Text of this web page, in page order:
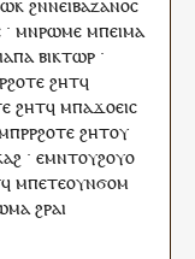
ϩⲛⲛⲉⲓⲃⲁⲍⲁⲛⲟⲥ
· ⲙⲛⲣⲱⲙⲉ ⲙⲡⲉⲓⲙⲁ
ⲁⲡⲁⲃⲓⲕⲧⲱⲣ ·
ⲣϩⲟⲧⲉ ϩⲏⲧϥ
ϩⲏⲧϥ ⲙⲡⲁϫⲟⲉⲓⲥ
ⲣϩⲟⲧⲉ ϩⲏⲧⲟⲩ
· ⲉⲙⲛⲧⲟⲩϩⲟⲩⲟ
ϥ ⲙⲡⲉⲧⲉⲟⲩⲛϭⲟⲙ
ϩⲣⲁⲓ